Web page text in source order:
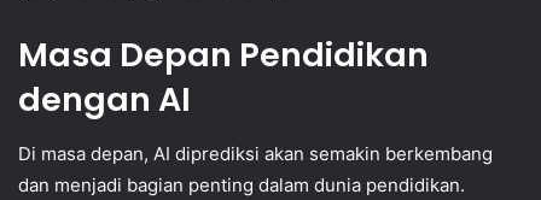
Masa Depan Pendidikan
dengan AI
Di masa depan, AI diprediksi akan semakin berkembang
dan menjadi bagian penting dalam dunia pendidikan.